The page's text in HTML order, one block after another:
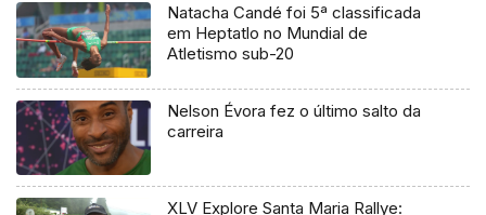
Natacha Candé foi 5ª classificada
em Heptatlo no Mundial de
Atletismo sub-20
Nelson Évora fez o último salto da
carreira
XLV Explore Santa Maria Rallye: